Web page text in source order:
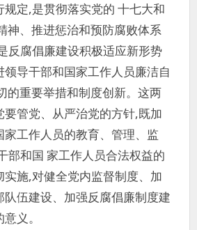
规定,是贯彻落实党的 十七大和
神、推进惩治和预防腐败体系
反腐倡廉建设积极适应新形势
导干部和国家工作人员廉洁自
的重要举措和制度创新。这两
管党、从严治党的方针,既加
工作人员的教育、管理、监
部和国 家工作人员合法权益的
施,对健全党内监督制度、加
伍建设、加强反腐倡廉制度建
义。